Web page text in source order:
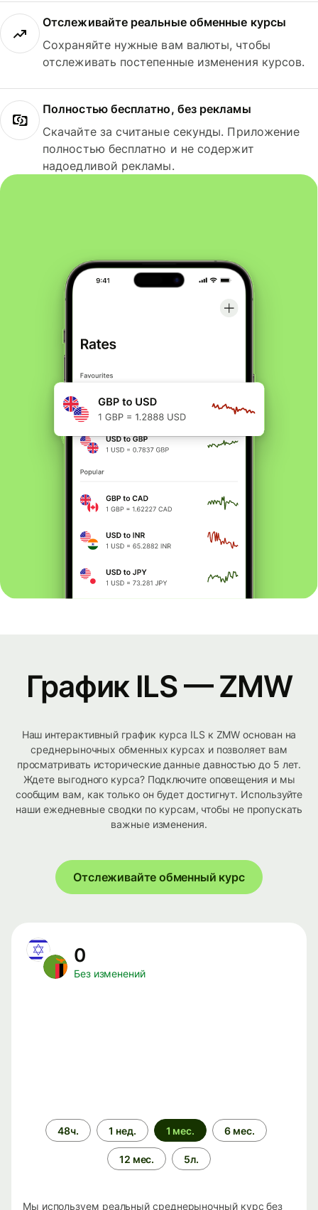
Отслеживайте реальные обменные курсы
Сохраняйте нужные вам валюты, чтобы
отслеживать постепенные изменения курсов.
Полностью бесплатно, без рекламы
Скачайте за считаные секунды. Приложение
полностью бесплатно и не содержит
надоедливой рекламы.
График ILS — ZMW
Наш интерактивный график курса ILS к ZMW основан на
среднерыночных обменных курсах и позволяет вам
просматривать исторические данные давностью до 5 лет.
Ждете выгодного курса? Подключите оповещения и мы
сообщим вам, как только он будет достигнут. Используйте
наши ежедневные сводки по курсам, чтобы не пропускать
важные изменения.
Отслеживайте обменный курс
0
Без изменений
Период
времени
48ч. 1 нед. 1 мес. 6 мес.
12 мес. 5л.
Мы используем реальный среднерыночный курс без